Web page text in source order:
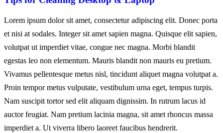
Lorem ipsum dolor sit amet, consectetur adipiscing elit. Donec porta
et nisi at sodales. Integer sit amet sapien magna. Quisque elit sapien,
volutpat ut imperdiet vitae, congue nec magna. Morbi blandit
egestas leo non elementum. Mauris blandit non mauris eu pretium.
Vivamus pellentesque metus nisl, tincidunt aliquet magna volutpat a.
Proin tempor metus vulputate, vestibulum urna eget, tempus turpis.
Nam suscipit tortor sed elit aliquam dignissim. In rutrum lacus id
auctor feugiat. Nam pretium lacinia magna, sit amet rhoncus massa
imperdiet a. Ut viverra libero laoreet faucibus hendrerit.